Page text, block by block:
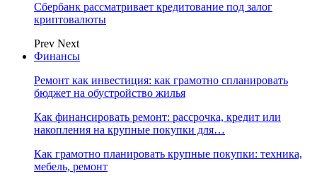
Сбербанк рассматривает кредитование под залог
криптовалюты
Prev Next
Финансы
Ремонт как инвестиция: как грамотно спланировать
бюджет на обустройство жилья
Как финансировать ремонт: рассрочка, кредит или
накопления на крупные покупки для…
Как грамотно планировать крупные покупки: техника,
мебель, ремонт